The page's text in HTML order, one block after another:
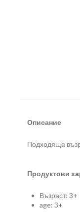
Описание
Подходяща
Продуктови
Възраст: 3+
age: 3+